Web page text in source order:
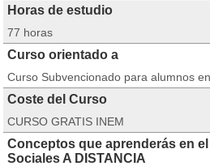
Horas de estudio
77 horas
Curso orientado a
Curso Subvencionado para alumnos
Coste del Curso
CURSO GRATIS INEM
Conceptos que aprenderás en
Sociales A DISTANCIA